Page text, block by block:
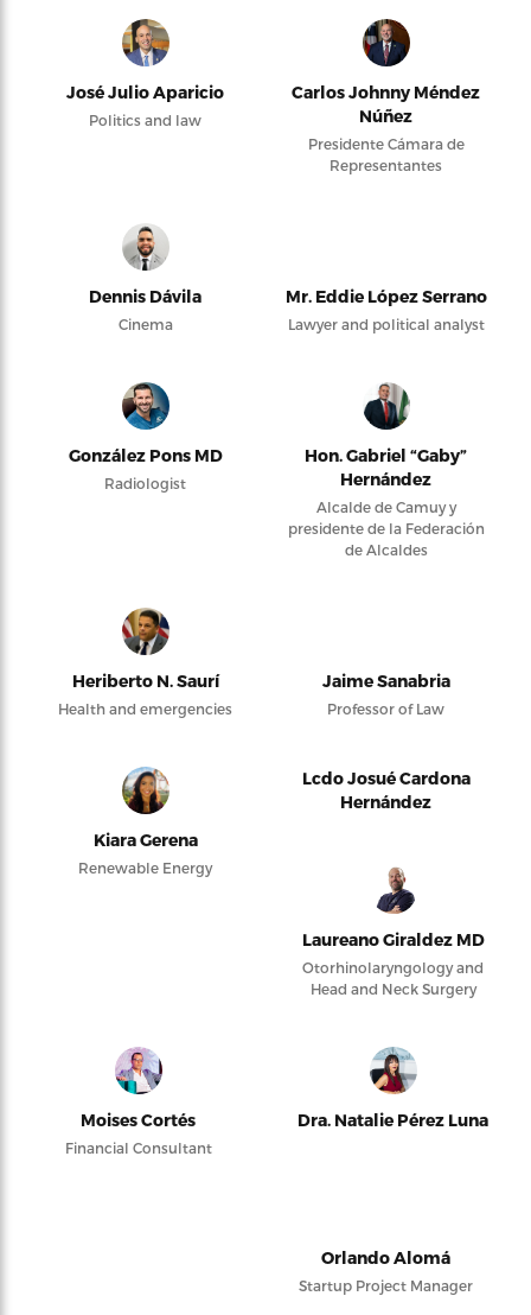
José Julio Aparicio
Politics and law
Carlos Johnny Méndez
Núñez
Presidente Cámara de
Representantes
Dennis Dávila
Cinema
Mr. Eddie López Serrano
Lawyer and political analyst
González Pons MD
Radiologist
Hon. Gabriel “Gaby”
Hernández
Alcalde de Camuy y
presidente de la Federación
de Alcaldes
Heriberto N. Saurí
Health and emergencies
Jaime Sanabria
Professor of Law
Kiara Gerena
Renewable Energy
Lcdo Josué Cardona
Hernández
Laureano Giraldez MD
Otorhinolaryngology and
Head and Neck Surgery
Moises Cortés
Financial Consultant
Dra. Natalie Pérez Luna
Orlando Alomá
Startup Project Manager